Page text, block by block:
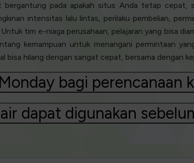
pada apakah situs Anda tetap cepat,
intensitas lalu lintas, perilaku pembelian,
tim e-niaga perusahaan, pelajaran yang bisa
kemampuan untuk menangani permintaan
hilang dengan sangat cepat, bersama dengan
bagi perencanaan
dapat digunakan